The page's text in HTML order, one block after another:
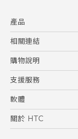
產品
5G
智慧型手機
配件
相關連結
HTC Research
購物說明
購物須知
訂單管理
付款方式
支援服務
到府收送維修服務
服務中心資訊
客戶服務佈告欄
軟體
應用程式
關於 HTC